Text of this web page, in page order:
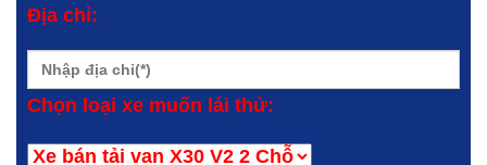
Địa chỉ:
Chọn loại xe muốn lái thử: